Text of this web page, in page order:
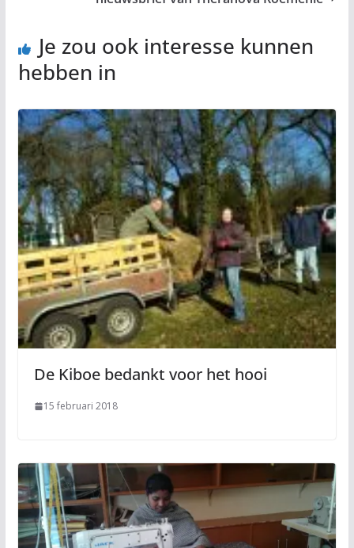
Je zou ook interesse kunnen
hebben in
De Kiboe bedankt voor het hooi
15 februari 2018